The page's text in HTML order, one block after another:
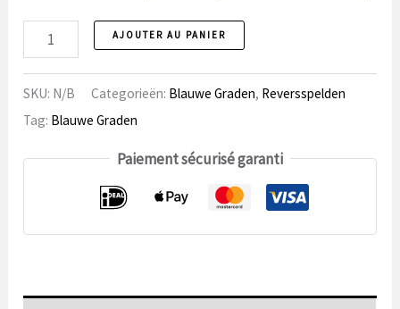
Broche
106
Anniversaire
Dates
AJOUTER AU PANIER
SKU: N/B Categorieën: Blauwe Graden, Reversspelden
Tag: Blauwe Graden
Paiement sécurisé garanti